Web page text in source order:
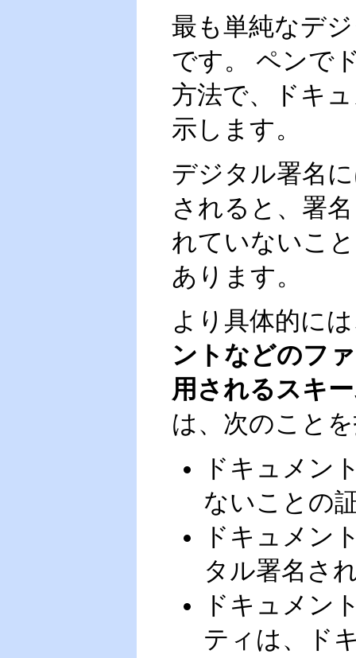
最も単純なデ
です。 ペンで
方法で、ドキ
示します。
デジタル署名
されると、署
れていないこ
あります。
より具体的に
ントなどのフ
用されるスキ
は、次のこと
ドキュメン
ないことの
ドキュメン
タル署名さ
ドキュメン
ティは、ド